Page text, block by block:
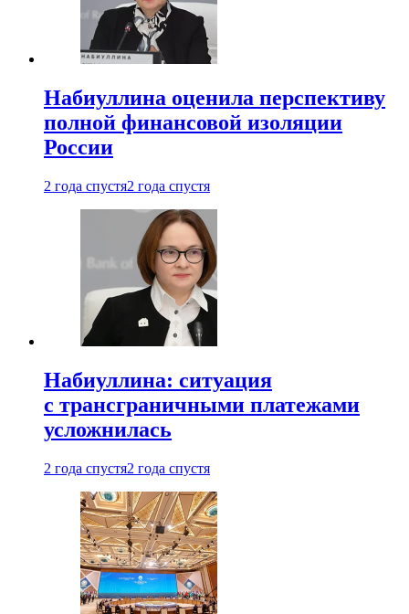
Набиуллина оценила перспективу
полной финансовой изоляции
России
2 года спустя2 года спустя
Набиуллина: ситуация
с трансграничными платежами
усложнилась
2 года спустя2 года спустя